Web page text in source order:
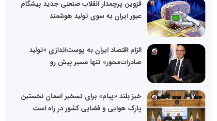
قزوین پرچمدار انقلاب صنعتی جدید پیشگام
عبور ایران به سوی تولید هوشمند
الزام اقتصاد ایران به پوست‌اندازی «تولید
صادرات‌محور» تنها مسیر پیش‌ رو
خیز بلند «پیام» برای تسخیر آسمان نخستین
پارک هوایی و فضایی کشور در راه است